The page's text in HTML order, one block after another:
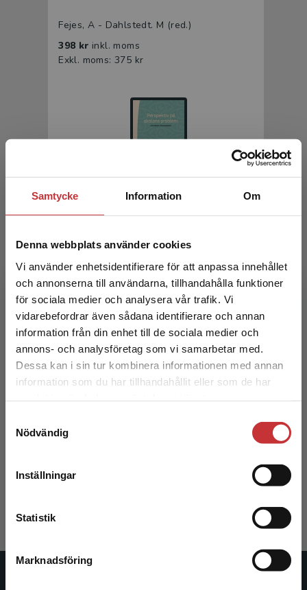
Samtycke Information Om
Denna webbplats använder cookies
Vi använder enhetsidentifierare för att anpassa innehållet
och annonserna till användarna, tillhandahålla funktioner
för sociala medier och analysera vår trafik. Vi
vidarebefordrar även sådana identifierare och annan
information från din enhet till de sociala medier och
annons- och analysföretag som vi samarbetar med.
Dessa kan i sin tur kombinera informationen med annan
information som du har tillhandahållit eller som de har
Nödvändig
Inställningar
Statistik
Marknadsföring
Begränsad fraktregion
Det verkar som att du besöker
studentlitteratur.se via en enhet utanför Sverige.
Vi erbjuder inte leveranser utanför Sverige. För
att kunna slutföra ett köp måste
Fejes, A - Dahlstedt. M (red.)
398 kr inkl. moms
Exkl. moms: 375 kr
Perspektiv på skolans problem
Fejes, A - Dahlstedt. M (red.)
247 krinkl. moms
Exkl. moms: 233 kr
Skolan, marknaden och framtiden